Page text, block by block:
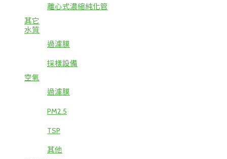
離心式濃縮純化管
其它
水質
過濾膜
採樣設備
空氣
過濾膜
PM2.5
TSP
其他